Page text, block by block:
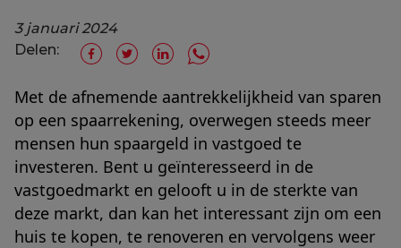
3 januari 2024
Delen:
Met de afnemende aantrekkelijkheid van sparen
op een spaarrekening, overwegen steeds meer
mensen hun spaargeld in vastgoed te
investeren. Bent u geïnteresseerd in de
vastgoedmarkt en gelooft u in de sterkte van
deze markt, dan kan het interessant zijn om een
huis te kopen, te renoveren en vervolgens weer